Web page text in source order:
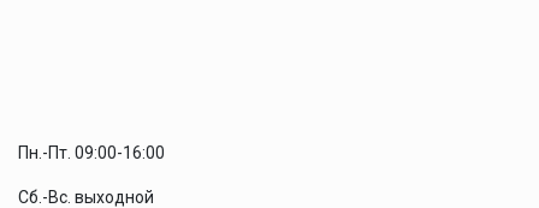
Пн.-Пт. 09:00-16:00
Сб.-Вс. выходной